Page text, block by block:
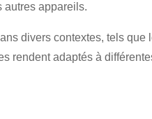
autres appareils.
divers contextes, tels
rendent adaptés à
Je suis
Nouveau visiteur
Soumettre
entraîneront un échec
et nous allons…
Une fois que
une notification par e-